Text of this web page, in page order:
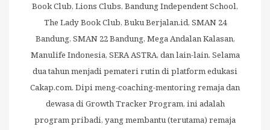
Book Club, Lions Clubs, Bandung Independent School,
The Lady Book Club, Buku Berjalan.id, SMAN 24
Bandung, SMAN 22 Bandung, Mega Andalan Kalasan,
Manulife Indonesia, SERA ASTRA, dan lain-lain. Selama
dua tahun menjadi pemateri rutin di platform edukasi
Cakap.com. Dipi meng-coaching-mentoring remaja dan
dewasa di Growth Tracker Program, ini adalah
program pribadi, yang membantu (terutama) remaja